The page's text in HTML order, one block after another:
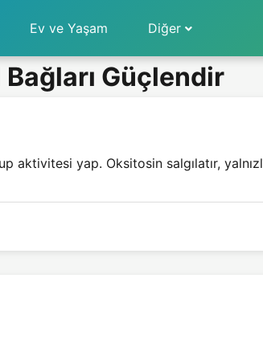
Ev ve Yaşam Diğer
Güçlendir
yap. Oksitosin salgılatır,